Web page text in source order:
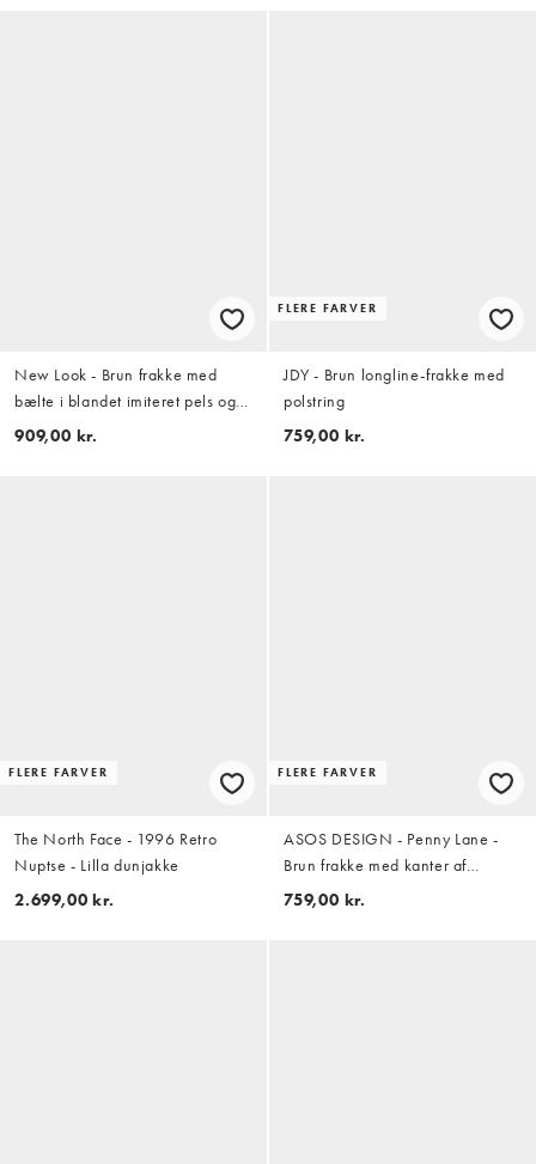
New Look - Brun frakke med
bælte i blandet imiteret pels og
imiteret ruskind
909,00 kr.
FLERE FARVER
JDY - Brun longline-frakke med
polstring
759,00 kr.
FLERE FARVER
The North Face - 1996 Retro
Nuptse - Lilla dunjakke
2.699,00 kr.
FLERE FARVER
ASOS DESIGN - Penny Lane -
Brun frakke med kanter af
imiteret pels
759,00 kr.